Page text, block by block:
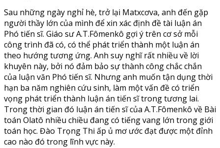
Sau những ngày nghỉ hè, trở lại Matxcơva, anh đến gặp
người thầy lớn của mình để xin xác định đề tài luận án
Phó tiến sĩ. Giáo sư A.T.Fômenkô gợi ý trên cơ sở mỗi
công trình đã có, có thể phát triển thành một luận án
theo hướng tương ứng. Anh suy nghĩ rất nhiều về lời
khuyên này, bởi nó đảm bảo sự thành công chắc chắn
của luận văn Phó tiến sĩ. Nhưng anh muốn tận dụng thời
hạn ba năm nghiên cứu sinh, làm một vấn đề có triển
vọng phát triển thành luận án tiến sĩ trong tương lai.
Trong thời gian đó luận án tiến sĩ của A.T.Fômenkô về Bài
toán Olatô nhiều chiều đang có tiếng vang lớn trong giới
toán học. Đào Trọng Thi ấp ủ mơ ước đạt được một đỉnh
cao nào đó trong lĩnh vực này.